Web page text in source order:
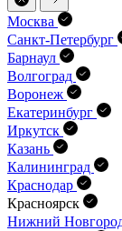
Москва
Санкт-Петербург
Барнаул
Волгоград
Воронеж
Екатеринбург
Иркутск
Казань
Калининград
Краснодар
Красноярск
Нижний